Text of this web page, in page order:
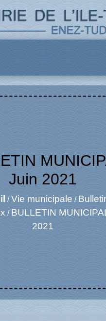
Juin 2021
/Vie municipale /
/ BULLETIN
2021